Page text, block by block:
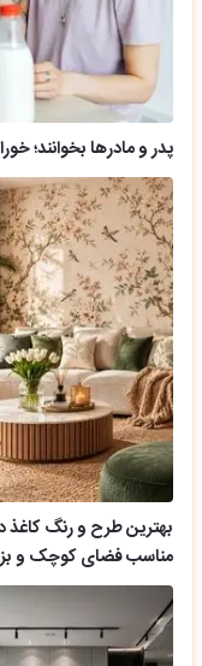
پدر و مادرها بخوانند؛
بهترین طرح و رنگ کاغذ
مناسب فضای کوچک و